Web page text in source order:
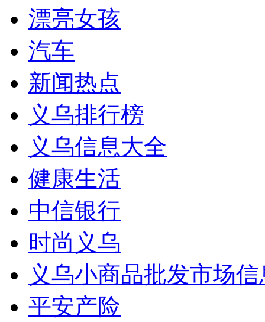
漂亮女孩
汽车
新闻热点
义乌排行榜
义乌信息大全
健康生活
中信银行
时尚义乌
义乌小商品批发市场
平安产险